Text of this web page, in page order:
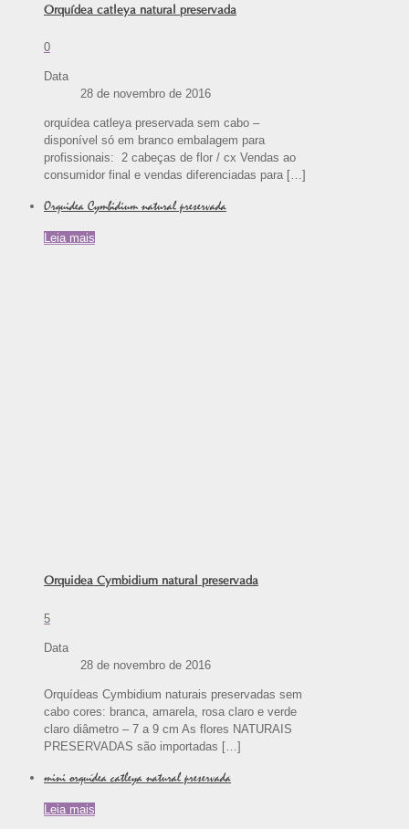
Orquídea catleya natural preservada
0
Data
28 de novembro de 2016
orquídea catleya preservada sem cabo –
disponível só em branco embalagem para
profissionais: 2 cabeças de flor / cx Vendas ao
consumidor final e vendas diferenciadas para […]
Orquidea Cymbidium natural preservada
Leia mais
Orquidea Cymbidium natural preservada
5
Data
28 de novembro de 2016
Orquídeas Cymbidium naturais preservadas sem
cabo cores: branca, amarela, rosa claro e verde
claro diâmetro – 7 a 9 cm As flores NATURAIS
PRESERVADAS são importadas […]
mini orquídea catleya natural preservada
Leia mais